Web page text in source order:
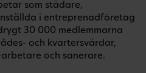
som städare,
i entreprenadföretag
30 000 medlemmarna
och kvartersvärdar,
och sanerare.